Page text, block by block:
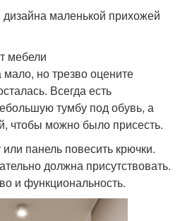
маленькой прихожей
мебели
но трезво оцените
Всегда есть
тумбу под обувь, а
чтобы можно было присесть.
панель повесить крючки.
должна присутствовать.
и функциональность.